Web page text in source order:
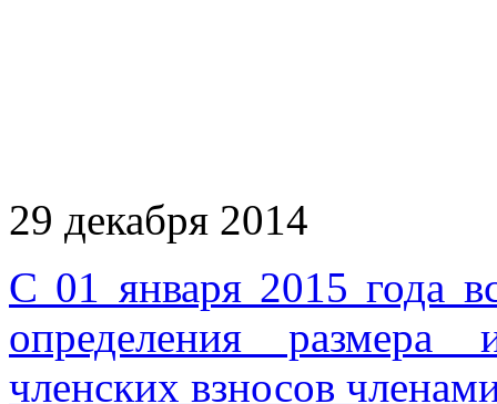
29 декабря 2014
С 01 января 2015 года
определения
членских взносов